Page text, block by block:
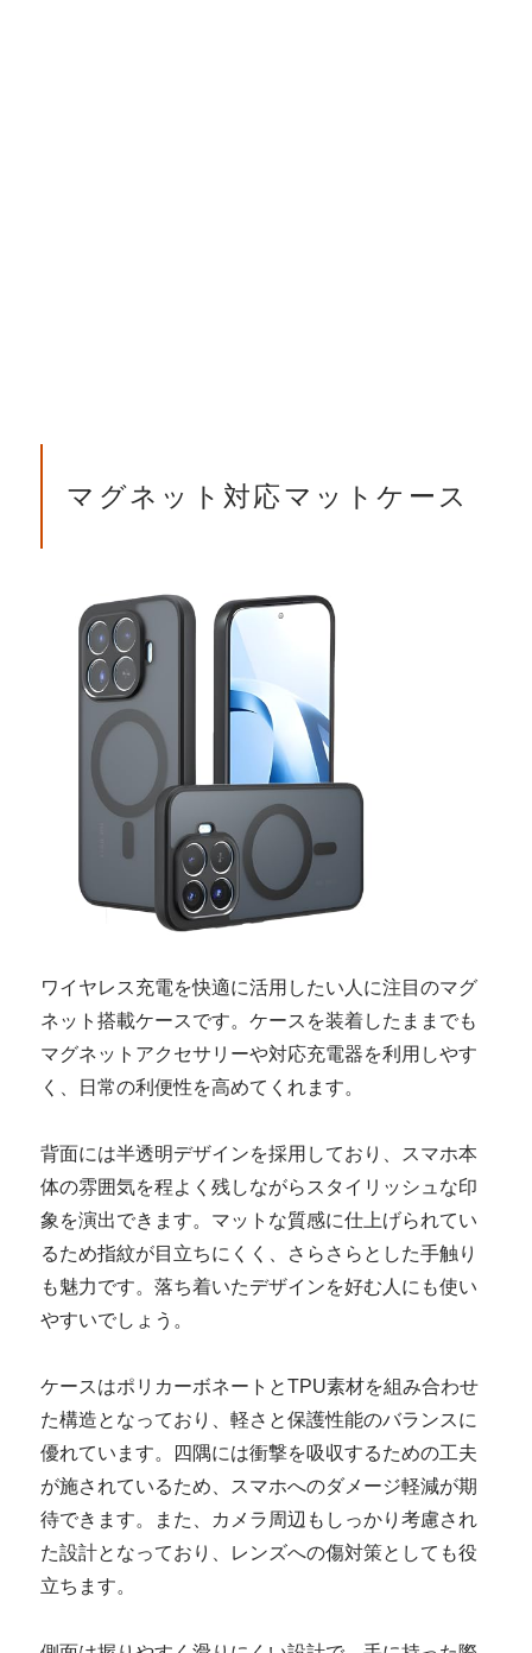
マグネット対応マットケース
ワイヤレス充電を快適に活用したい人に注目のマグ
ネット搭載ケースです。ケースを装着したままでも
マグネットアクセサリーや対応充電器を利用しやす
く、日常の利便性を高めてくれます。
背面には半透明デザインを採用しており、スマホ本
体の雰囲気を程よく残しながらスタイリッシュな印
象を演出できます。マットな質感に仕上げられてい
るため指紋が目立ちにくく、さらさらとした手触り
も魅力です。落ち着いたデザインを好む人にも使い
やすいでしょう。
ケースはポリカーボネートとTPU素材を組み合わせ
た構造となっており、軽さと保護性能のバランスに
優れています。四隅には衝撃を吸収するための工夫
が施されているため、スマホへのダメージ軽減が期
待できます。また、カメラ周辺もしっかり考慮され
た設計となっており、レンズへの傷対策としても役
立ちます。